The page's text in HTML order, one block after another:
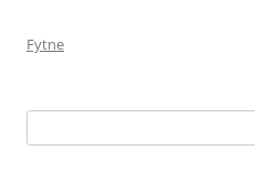
Fytne
efter: